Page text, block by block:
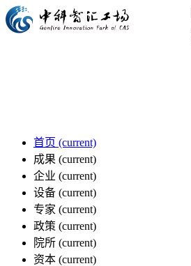
首页 (current)
成果 (current)
企业 (current)
设备 (current)
专家 (current)
政策 (current)
院所 (current)
资本 (current)